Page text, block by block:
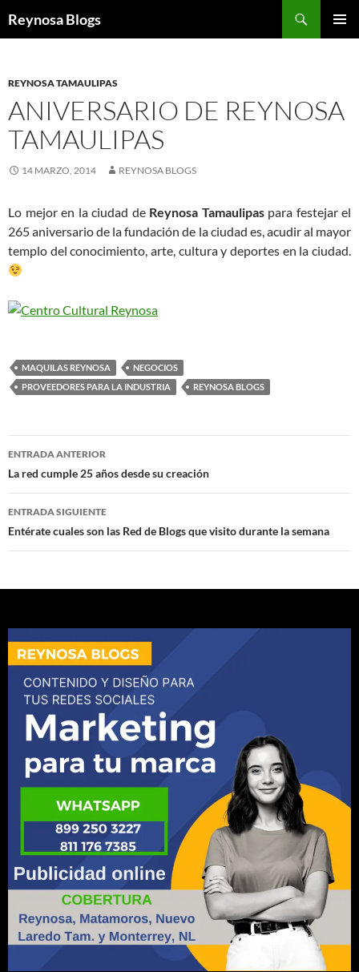
Reynosa Blogs
REYNOSA TAMAULIPAS
ANIVERSARIO DE REYNOSA
TAMAULIPAS
14 MARZO, 2014 REYNOSA BLOGS
Lo mejor en la ciudad de Reynosa Tamaulipaspara festejar el
265 aniversario de la fundación de la ciudad es, acudir al mayor
templo del conocimiento, arte, cultura y deportes en la ciudad.
MAQUILAS REYNOSA
NEGOCIOS
PROVEEDORES PARA LA INDUSTRIA
REYNOSA BLOGS
Navegación
de
entradas
ENTRADA ANTERIOR
La red cumple 25 años desde su creación
ENTRADA SIGUIENTE
Entérate cuales son las Red de Blogs que visito durante la semana